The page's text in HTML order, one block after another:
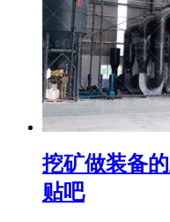
挖矿做装备
贴吧